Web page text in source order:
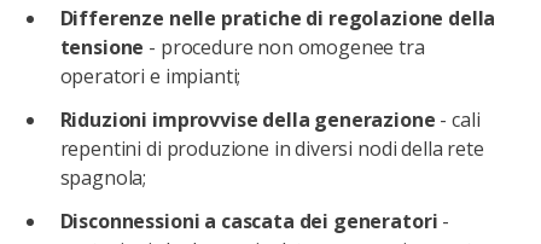
Differenze nelle pratiche di regolazione della
tensione - procedure non omogenee tra
operatori e impianti;
Riduzioni improvvise della generazione - cali
repentini di produzione in diversi nodi della rete
spagnola;
Disconnessioni a cascata dei generatori -